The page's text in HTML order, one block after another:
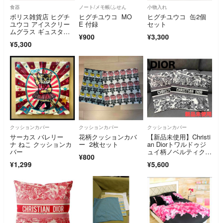
食器
ボリス雑貨店 ヒグチ
ユウコ アイスクリー
ムグラス ギュスター
¥5,300
ノート/メモ帳/ふせん
ヒグチユウコ MO
E 付録
¥900
小物入れ
ヒグチユウコ 缶2個
セット
¥3,300
クッションカバー
サーカス バレリー
ナ ねこ クッションカ
バー
¥1,299
クッションカバー
花柄クッションカバ
ー 2枚セット
¥800
クッションカバー
【新品未使用】Christi
an Diorトワルドゥジ
ュイ柄ノベルティクッ
ト
¥5,600